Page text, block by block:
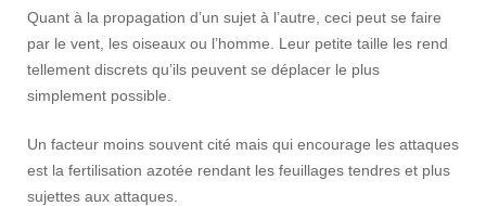
Quant à la propagation d’un sujet à l’autre, ceci peut se faire
par le vent, les oiseaux ou l’homme. Leur petite taille les rend
tellement discrets qu’ils peuvent se déplacer le plus
simplement possible.
Un facteur moins souvent cité mais qui encourage les attaques
est la fertilisation azotée rendant les feuillages tendres et plus
sujettes aux attaques.